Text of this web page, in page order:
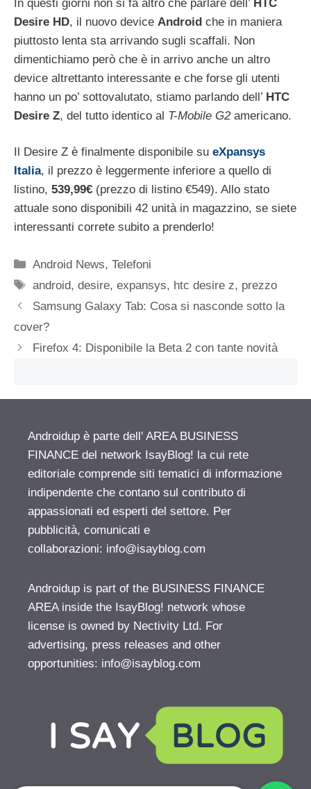
In questi giorni non si fa altro che parlare dell’ HTC
Desire HD, il nuovo device Android che in maniera
piuttosto lenta sta arrivando sugli scaffali. Non
dimentichiamo però che è in arrivo anche un altro
device altrettanto interessante e che forse gli utenti
hanno un po’ sottovalutato, stiamo parlando dell’ HTC
Desire Z, del tutto identico al T-Mobile G2americano.
Il Desire Z è finalmente disponibile su eXpansys
Italia, il prezzo è leggermente inferiore a quello di
listino, 539,99€ (prezzo di listino €549). Allo stato
attuale sono disponibili 42 unità in magazzino, se siete
interessanti correte subito a prenderlo!
Categorie
Android News,Telefoni
Tag
android,desire,expansys, htc desire z, prezzo
Samsung Galaxy Tab: Cosa si nasconde sotto la
cover?
Firefox 4: Disponibile la Beta 2 con tante novità
Androidup è parte dell' AREA BUSINESS
FINANCE del network IsayBlog! la cui rete
editoriale comprende siti tematici di informazione
indipendente che contano sul contributo di
appassionati ed esperti del settore. Per
pubblicità, comunicati e
collaborazioni: info@isayblog.com
Androidup is part of the BUSINESS FINANCE
AREA inside the IsayBlog! network whose
license is owned by Nectivity Ltd. For
advertising, press releases and other
opportunities: info@isayblog.com